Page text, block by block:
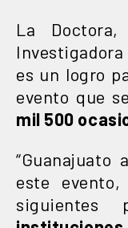
La Doctora,
es un logro
evento que
mil 500
“Guanajuato
este
siguientes